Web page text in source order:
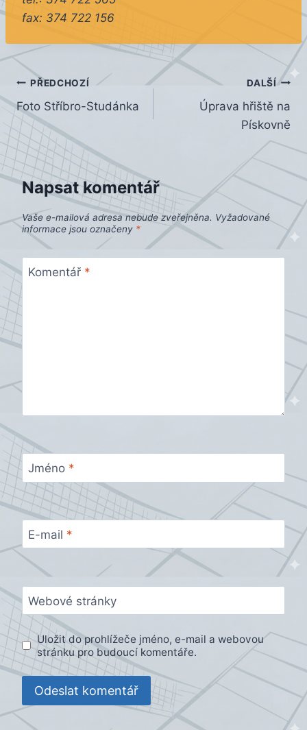
fax: 374 722 156
Navigace
pro
příspěvek
PŘEDCHOZÍ
Foto Stříbro-Studánka
DALŠÍ
Úprava hřiště na
Pískovně
Napsat komentář
Vaše e-mailová adresa nebude zveřejněna. Vyžadované
informace jsou označeny *
Komentář *
Jméno *
E-mail *
Webové stránky
Uložit do prohlížeče jméno, e-mail a webovou
stránku pro budoucí komentáře.